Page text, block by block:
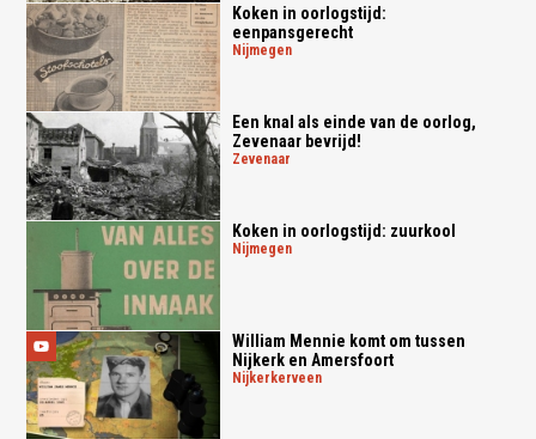
Koken in oorlogstijd:
eenpansgerecht
nijmegen
Een knal als einde van de oorlog,
Zevenaar bevrijd!
zevenaar
Koken in oorlogstijd: zuurkool
nijmegen
William Mennie komt om tussen
Nijkerk en Amersfoort
nijkerkerveen